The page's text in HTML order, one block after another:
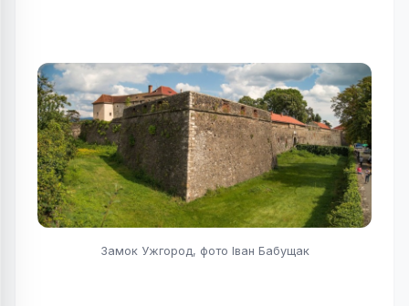
Замок Ужгород, фото Іван Бабущак